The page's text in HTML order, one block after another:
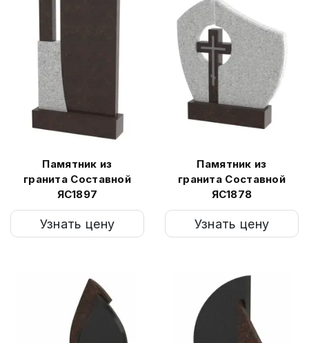
Памятник из
гранита Составной
ЯС1897
Узнать цену
Памятник из
гранита Составной
ЯС1878
Узнать цену